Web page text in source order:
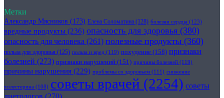
Метки
Александр Мясников (173) Елена Соломатина (128) болезни сердца (123)
вредные продукты (236) опасность для здоровья (380)
опасность для человека (261) полезные продукты (360)
польза для здоровья (125) польза и вред (119) похудение (158) признаки
болезней (273) признаки нарушений (151) причины болезней (119)
причины нарушения (229) проблемы со здоровьем (111) снижение
холестерина (108) советы врачей (2254) советы